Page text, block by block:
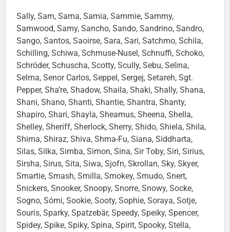
Sally, Sam, Sama, Samia, Sammie, Sammy,
Samwood, Samy, Sancho, Sando, Sandrino, Sandro,
Sango, Santos, Saoirse, Sara, Sari, Satchmo, Schila,
Schilling, Schiwa, Schmuse-Nusel, Schnuffi, Schoko,
Schröder, Schuscha, Scotty, Scully, Sebu, Selina,
Selma, Senor Carlos, Seppel, Sergej, Setareh, Sgt.
Pepper, Sha’re, Shadow, Shaila, Shaki, Shally, Shana,
Shani, Shano, Shanti, Shantie, Shantra, Shanty,
Shapiro, Shari, Shayla, Sheamus, Sheena, Shella,
Shelley, Sheriff, Sherlock, Sherry, Shido, Shiela, Shila,
Shima, Shiraz, Shiva, Shma-Fu, Siana, Siddharta,
Silas, Silka, Simba, Simon, Sina, Sir Toby, Siri, Sirius,
Sirsha, Sirus, Sita, Siwa, Sjofn, Skrollan, Sky, Skyer,
Smartie, Smash, Smilla, Smokey, Smudo, Snert,
Snickers, Snooker, Snoopy, Snorre, Snowy, Socke,
Sogno, Sómi, Sookie, Sooty, Sophie, Soraya, Sotje,
Souris, Sparky, Spatzebär, Speedy, Speiky, Spencer,
Spidey, Spike, Spiky, Spina, Spirit, Spooky, Stella,